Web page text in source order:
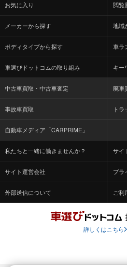
お気に入り 閲覧
メーカーから探す 地域
ボディタイプから探す 車ラ
車選びドットコムの取り組み キー
中古車買取・中古車査定 廃車
事故車買取 ト
自動車メディア「CARPRIME」
私たちと一緒に働きませんか？ サイ
サイト運営会社 プラ
外部送信について ご利
詳しくはこちら